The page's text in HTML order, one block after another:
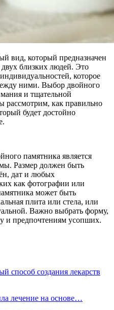
вид, который предназначен
двух близких людей. Это
которое
ними. Выбор двойного
и тщательной
рассмотрим, как правильно
будет достойно
памятника является
Размер должен быть
дат и любых
как фотографии или
может быть
плита или стела, или
Важно выбрать форму,
и предпочтениям усопших.
способ создания лекарств
лечение на основе…